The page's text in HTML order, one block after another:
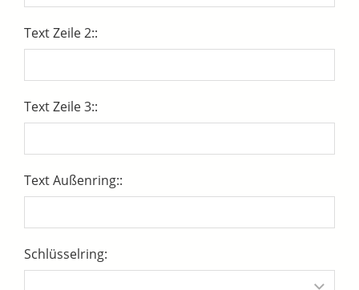
Text Zeile 2::
Text Zeile 3::
Text Außenring::
Schlüsselring: